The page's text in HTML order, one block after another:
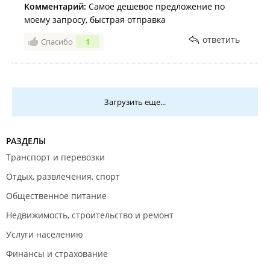
Комментарий: Самое дешевое предложение по
моему запросу, быстрая отправка
Спасибо 1 ответить
Загрузить еще...
РАЗДЕЛЫ
Транспорт и перевозки
Отдых, развлечения, спорт
Общественное питание
Недвижимость, строительство и ремонт
Услуги населению
Финансы и страхование